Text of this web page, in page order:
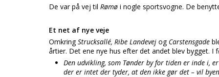
De var på vej til Rømø i nogle sportsvogne. De
Et net af nye veje
OmkringStrucksallé, Ribe Landevej og Carstensgade
årtier. Det ene nye hus efter det andet blev bygget. I
Den udvikling, som Tønder by for tiden er inde i,
der er intet der tyder, at den ikke gør det – vil